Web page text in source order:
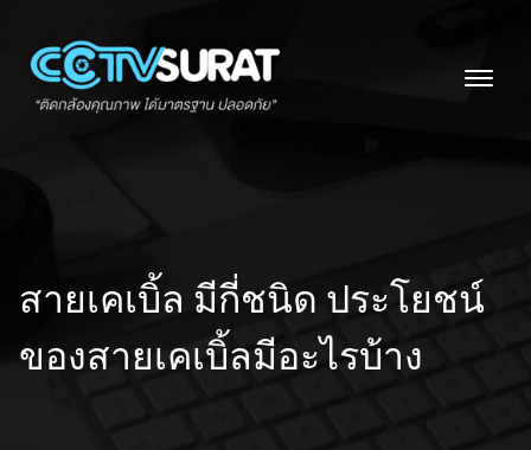
content
สายเคเบิ้ล มีกี่ชนิด ประโยชน์
ของสายเคเบิ้ลมีอะไรบ้าง